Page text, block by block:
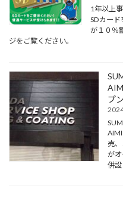
1年以上
SDカー
が１０％
ジをご覧ください。
プ
売
が
併